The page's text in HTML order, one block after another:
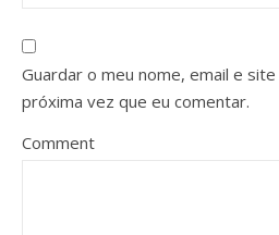
Guardar o meu nome, email e
próxima vez que eu comentar.
Comment